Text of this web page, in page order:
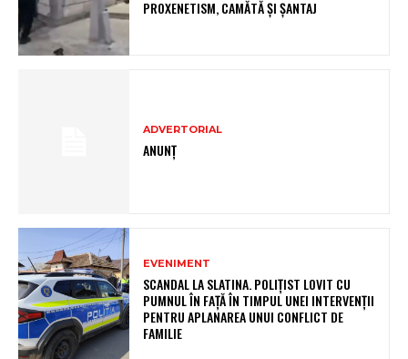
PROXENETISM, CAMĂTĂ ŞI ŞANTAJ
ADVERTORIAL
ANUNȚ
EVENIMENT
SCANDAL LA SLATINA. POLIȚIST LOVIT CU
PUMNUL ÎN FAȚĂ ÎN TIMPUL UNEI INTERVENȚII
PENTRU APLANAREA UNUI CONFLICT DE
FAMILIE